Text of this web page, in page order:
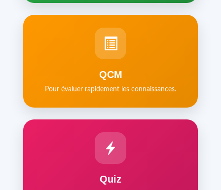
QCM
Pour évaluer rapidement les connaissances.
Quiz